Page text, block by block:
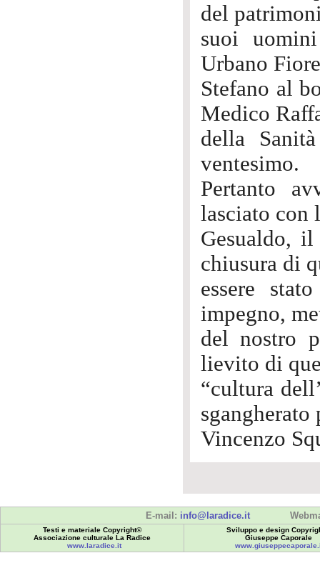
del
suoi
Urbano
Stefano al
Medico
della
ventesimo.
Pertanto
lasciato con
Gesualdo,
chiusura di
essere
impegno,
del nostro
lievito di
“cultura
sgangherato
Vincenzo
E-mail: info@laradice.it
Testi e materiale Copyright©
Associazione culturale La Radice
www.laradice.it
Sviluppo e design
Giuseppe Caporale